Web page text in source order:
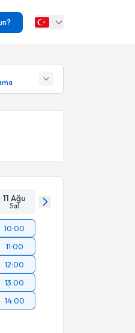
11 Ağu
Sal
10:00
11:00
12:00
13:00
14:00